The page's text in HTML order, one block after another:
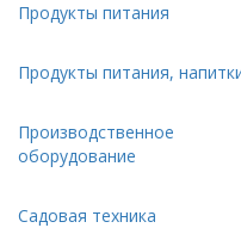
Продукты питания
Продукты питания,
Производственное
оборудование
Садовая техника